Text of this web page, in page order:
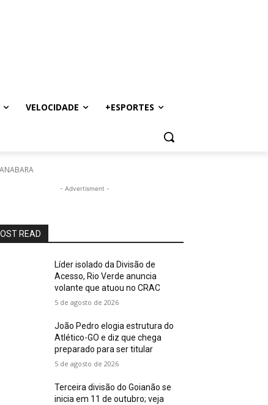
VELOCIDADE +ESPORTES
- Advertisment -
READ
Líder isolado da Divisão de
Acesso, Rio Verde anuncia
volante que atuou no CRAC
5 de agosto de 2026
João Pedro elogia estrutura do
Atlético-GO e diz que chega
preparado para ser titular
5 de agosto de 2026
Terceira divisão do Goianão se
inicia em 11 de outubro; veja